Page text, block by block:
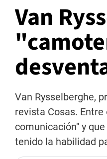
Van
Van Rysselberghe,
revista Cosas.
comunicación" y
tenido la habilidad